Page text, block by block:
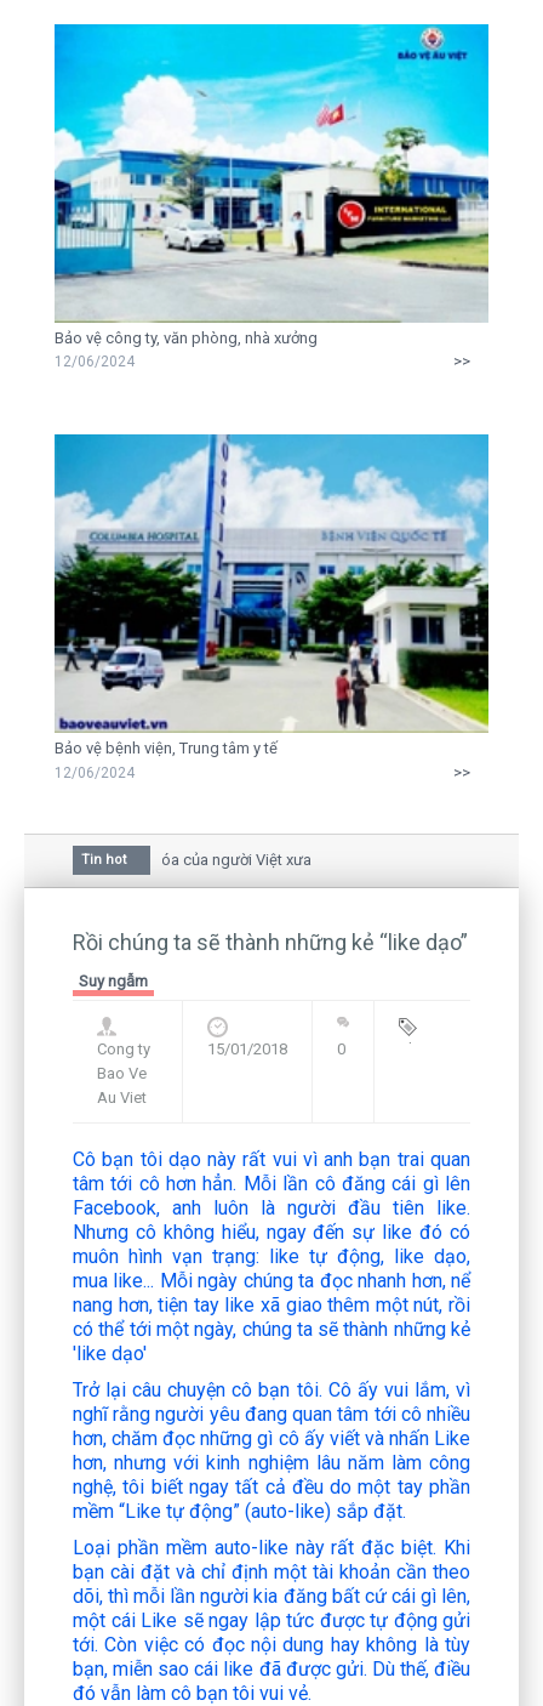
Bảo vệ công ty, văn phòng, nhà xưởng
12/06/2024 >>
Bảo vệ bệnh viện, Trung tâm y tế
12/06/2024 >>
Tin hot
mai trong văn hóa của người Việt xưa
bức thư gửi mẹ của người... tử tù và của CEO
Rồi chúng ta sẽ thành những kẻ “like dạo”
Suy ngẫm
Cong ty
Bao Ve
Au Viet
15/01/2018 0 Blog
Cô bạn tôi dạo này rất vui vì anh bạn trai quan
tâm tới cô hơn hẳn. Mỗi lần cô đăng cái gì lên
Facebook, anh luôn là người đầu tiên like.
Nhưng cô không hiểu, ngay đến sự like đó có
muôn hình vạn trạng: like tự động, like dạo,
mua like... Mỗi ngày chúng ta đọc nhanh hơn, nể
nang hơn, tiện tay like xã giao thêm một nút, rồi
có thể tới một ngày, chúng ta sẽ thành những kẻ
'like dạo'
Trở lại câu chuyện cô bạn tôi. Cô ấy vui lắm, vì
nghĩ rằng người yêu đang quan tâm tới cô nhiều
hơn, chăm đọc những gì cô ấy viết và nhấn Like
hơn, nhưng với kinh nghiệm lâu năm làm công
nghệ, tôi biết ngay tất cả đều do một tay phần
mềm “Like tự động” (auto-like) sắp đặt.
Loại phần mềm auto-like này rất đặc biệt. Khi
bạn cài đặt và chỉ định một tài khoản cần theo
dõi, thì mỗi lần người kia đăng bất cứ cái gì lên,
một cái Like sẽ ngay lập tức được tự động gửi
tới. Còn việc có đọc nội dung hay không là tùy
bạn, miễn sao cái like đã được gửi. Dù thế, điều
đó vẫn làm cô bạn tôi vui vẻ.